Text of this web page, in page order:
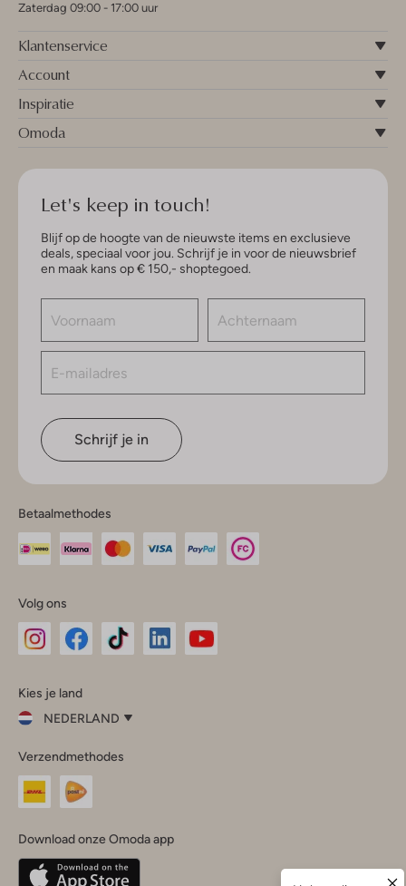
Zaterdag 09:00 - 17:00 uur
Klantenservice
Account
Inspiratie
Omoda
Let's keep in touch!
Blijf op de hoogte van de nieuwste items en exclusieve
deals, speciaal voor jou. Schrijf je in voor de nieuwsbrief
en maak kans op € 150,- shoptegoed.
Schrijf je in
Betaalmethodes
Volg ons
InstagramFacebook
Kies je land
NEDERLAND
je
land
Nederland
Belgique(Français)
Verzendmethodes
Download onze Omoda app